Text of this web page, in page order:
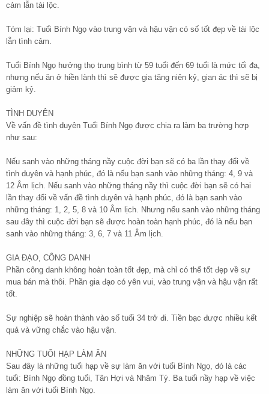
cảm lẫn tài lộc.
Tóm lại: Tuổi Bính Ngọ vào trung vận và hậu vận có số tốt đẹp về tài lộc
lẫn tình cảm.
Tuổi Bính Ngọ hưởng thọ trung bình từ 59 tuổi đến 69 tuổi là mức tối đa,
nhưng nếu ăn ở hiền lành thì sẽ được gia tăng niên kỷ, gian ác thì sẽ bị
giảm kỷ.
TÌNH DUYÊN
Về vấn đề tình duyên Tuổi Bính Ngọ được chia ra làm ba trường hợp
như sau:
Nếu sanh vào những tháng nầy cuộc đời bạn sẽ có ba lần thay đổi về
tình duyên và hạnh phúc, đó là nếu bạn sanh vào những tháng: 4, 9 và
12 Âm lịch. Nếu sanh vào những tháng nầy thì cuộc đời bạn sẽ có hai
lần thay đổi về vấn đề tình duyên và hạnh phúc, đó là bạn sanh vào
những tháng: 1, 2, 5, 8 và 10 Âm lịch. Nhưng nếu sanh vào những tháng
sau đây thì cuộc đời bạn sẽ được hoàn toàn hạnh phúc, đó là nếu bạn
sanh vào những tháng: 3, 6, 7 và 11 Âm lịch.
GIA ĐẠO, CÔNG DANH
Phần công danh không hoàn toàn tốt đẹp, mà chỉ có thể tốt đẹp về sự
mua bán mà thôi. Phần gia đạo có yên vui, vào trung vận và hậu vận rất
tốt.
Sự nghiệp sẽ hoàn thành vào số tuổi 34 trở đi. Tiền bạc được nhiều kết
quả và vững chắc vào hậu vận.
NHỮNG TUỔI HẠP LÀM ĂN
Sau đây là những tuổi hạp về sự làm ăn với tuổi Bính Ngọ, đó là các
tuổi: Bính Ngọ đồng tuổi, Tân Hợi và Nhâm Tý. Ba tuổi nầy hạp về việc
làm ăn với tuổi Bính Ngọ.